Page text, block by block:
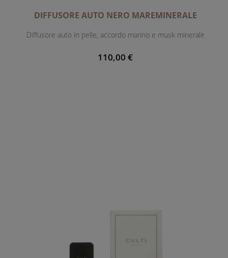
DIFFUSORE AUTO NERO MAREMINERALE
Diffusore auto in pelle, accordo marino e musk minerale
110,00 €